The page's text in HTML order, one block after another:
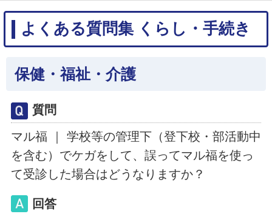
よくある質問集 くらし・手続き
保健・福祉・介護
質問
マル福 ｜ 学校等の管理下（登下校・部活動中
を含む）でケガをして、誤ってマル福を使っ
て受診した場合はどうなりますか？
回答